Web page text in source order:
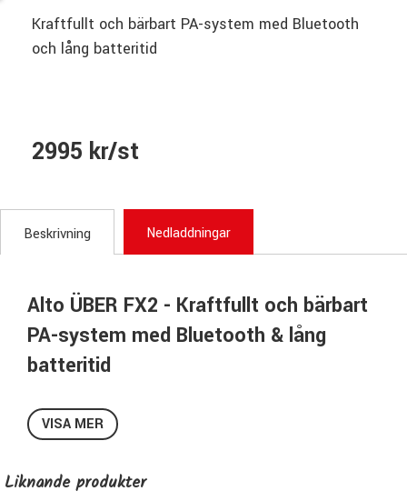
Kraftfullt och bärbart PA-system med Bluetooth
och lång batteritid
2995 kr/st
Beskrivning Nedladdningar
Alto ÜBER FX2 - Kraftfullt och bärbart
PA-system med Bluetooth & lång
batteritid
ÜBER FX2 är ett innovativt 200W PA-system utrustad med
grader. Den kraftfulla 8” basen, dubbla diskanter i stereo
och ytterligare två stycken sidomonterade högtalare
VISA MER
Liknande produkter